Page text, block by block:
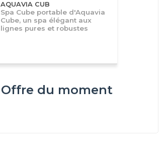
AQUAVIA CUB
Spa Cube portable d'Aquavia
Cube, un spa élégant aux
lignes pures et robustes
Offre du moment